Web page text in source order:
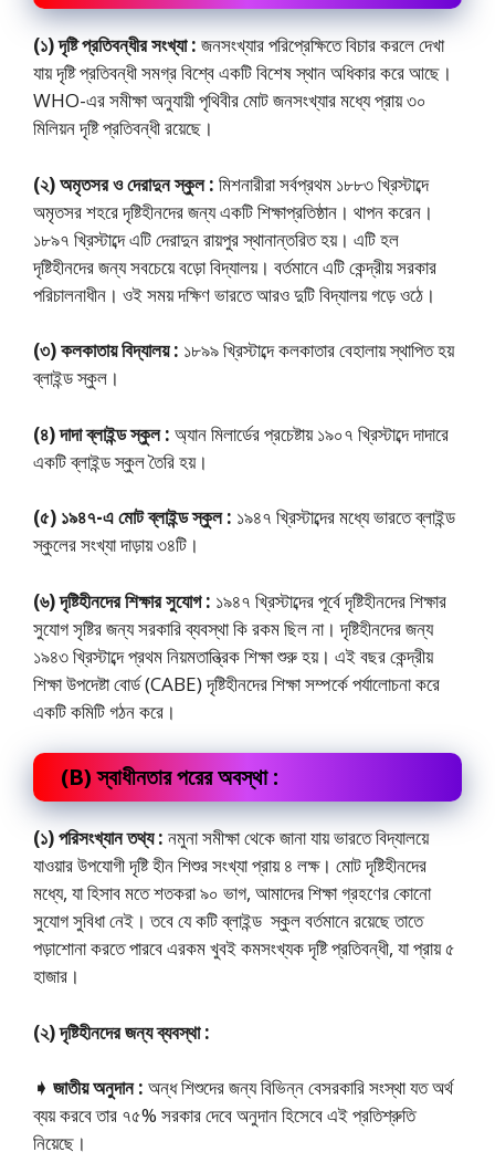
(১) দৃষ্টি প্রতিবন্ধীর সংখ্যা : জনসংখ্যার পরিপ্রেক্ষিতে বিচার করলে দেখা
যায় দৃষ্টি প্রতিবন্ধী সমগ্র বিশ্বে একটি বিশেষ স্থান অধিকার করে আছে।
WHO-এর সমীক্ষা অনুযায়ী পৃথিবীর মােট জনসংখ্যার মধ্যে প্রায় ৩০
মিলিয়ন দৃষ্টি প্রতিবন্ধী রয়েছে।
(২) অমৃতসর ও দেরাদুন স্কুল : মিশনারীরা সর্বপ্রথম ১৮৮৩ খ্রিস্টাব্দে
অমৃতসর শহরে দৃষ্টিহীনদের জন্য একটি শিক্ষাপ্রতিষ্ঠান। থাপন করেন।
১৮৯৭ খ্রিস্টাব্দে এটি দেরাদুন রায়পুর স্থানান্তরিত হয়। এটি হল
দৃষ্টিহীনদের জন্য সবচেয়ে বড়াে বিদ্যালয়। বর্তমানে এটি কেন্দ্রীয় সরকার
পরিচালনাধীন। ওই সময় দক্ষিণ ভারতে আরও দুটি বিদ্যালয় গড়ে ওঠে।
(৩) কলকাতায় বিদ্যালয় : ১৮৯৯ খ্রিস্টাব্দে কলকাতার বেহালায় স্থাপিত হয়
ব্লাইন্ড স্কুল।
(৪) দাদা ব্লাইন্ড স্কুল : অ্যান মিলার্ডের প্রচেষ্টায় ১৯০৭ খ্রিস্টাব্দে দাদারে
একটি ব্লাইন্ড স্কুল তৈরি হয়।
(৫) ১৯৪৭-এ মােট ব্লাইন্ড স্কুল : ১৯৪৭ খ্রিস্টাব্দের মধ্যে ভারতে ব্লাইন্ড
স্কুলের সংখ্যা দাড়ায় ৩৪টি।
(৬) দৃষ্টিহীনদের শিক্ষার সুযোগ : ১৯৪৭ খ্রিস্টাব্দের পূর্বে দৃষ্টিহীনদের শিক্ষার
সুযোগ সৃষ্টির জন্য সরকারি ব্যবস্থা কি রকম ছিল না। দৃষ্টিহীনদের জন্য
১৯৪৩ খ্রিস্টাব্দে প্রথম নিয়মতান্ত্রিক শিক্ষা শুরু হয়। এই বছর কেন্দ্রীয়
শিক্ষা উপদেষ্টা বোর্ড (CABE) দৃষ্টিহীনদের শিক্ষা সম্পর্কে পর্যালোচনা করে
একটি কমিটি গঠন করে।
(B) স্বাধীনতার পরের অবস্থা :
(১) পরিসংখ্যান তথ্য : নমুনা সমীক্ষা থেকে জানা যায় ভারতে বিদ্যালয়ে
যাওয়ার উপযোগী দৃষ্টি হীন শিশুর সংখ্যা প্রায় ৪ লক্ষ। মােট দৃষ্টিহীনদের
মধ্যে, যা হিসাব মতে শতকরা ৯০ ভাগ, আমাদের শিক্ষা গ্রহণের কোনো
সুযোগ সুবিধা নেই। তবে যে কটি ব্লাইন্ড স্কুল বর্তমানে রয়েছে তাতে
পড়াশােনা করতে পারবে এরকম খুবই কমসংখ্যক দৃষ্টি প্রতিবন্ধী, যা প্রায় ৫
হাজার।
(২) দৃষ্টিহীনদের জন্য ব্যবস্থা :
➧ জাতীয় অনুদান : অন্ধ শিশুদের জন্য বিভিন্ন বেসরকারি সংস্থা যত অর্থ
ব্যয় করবে তার ৭৫% সরকার দেবে অনুদান হিসেবে এই প্রতিশ্রুতি
নিয়েছে।